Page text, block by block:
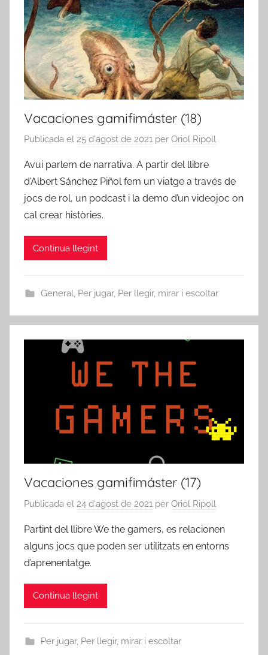
Vacaciones gamifimáster (18)
Publicada el 25 d'agost de 2021 per Oriol Ripoll
Avui parlem de narrativa. A partir del llibre
d’Albert Sánchez Piñol fem un viatge a través de
jocs de rol, un podcast i la demo d’un videojoc on
cal crear històries.
Continua llegint
General, Per jugar, Per llegir, mirar i escoltar
Vacaciones gamifimáster (17)
Publicada el 24 d'agost de 2021 per Oriol Ripoll
Partint del llibre We the gamers, es relacionen
alguns jocs que poden ser utilitzats en entorns
d’aprenentatge.
Continua llegint
Per jugar, Per llegir, mirar i escoltar